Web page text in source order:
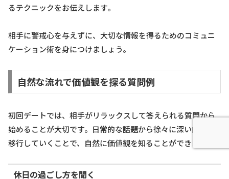
るテクニックをお伝えします。
相手に警戒心を与えずに、大切な情報を得るためのコミュニ
ケーション術を身につけましょう。
自然な流れで価値観を探る質問例
初回デートでは、相手がリラックスして答えられる質問から
始めることが大切です。日常的な話題から徐々に深い内容に
移行していくことで、自然に価値観を知ることができます。
休日の過ごし方を聞く